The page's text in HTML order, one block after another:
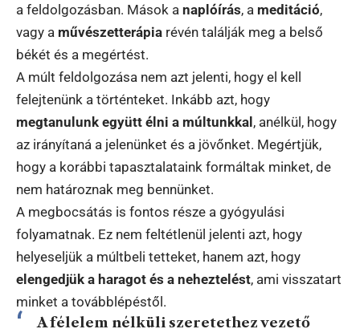
a feldolgozásban. Mások a naplóírás, a meditáció,
vagy a művészetterápia révén találják meg a belső
békét és a megértést.
A múlt feldolgozása nem azt jelenti, hogy el kell
felejtenünk a történteket. Inkább azt, hogy
megtanulunk együtt élni a múltunkkal, anélkül, hogy
az irányítaná a jelenünket és a jövőnket. Megértjük,
hogy a korábbi tapasztalataink formáltak minket, de
nem határoznak meg bennünket.
A megbocsátás is fontos része a gyógyulási
folyamatnak. Ez nem feltétlenül jelenti azt, hogy
helyeseljük a múltbeli tetteket, hanem azt, hogy
elengedjük a haragot és a neheztelést, ami visszatart
minket a továbblépéstől.
A félelem nélküli szeretethez vezető